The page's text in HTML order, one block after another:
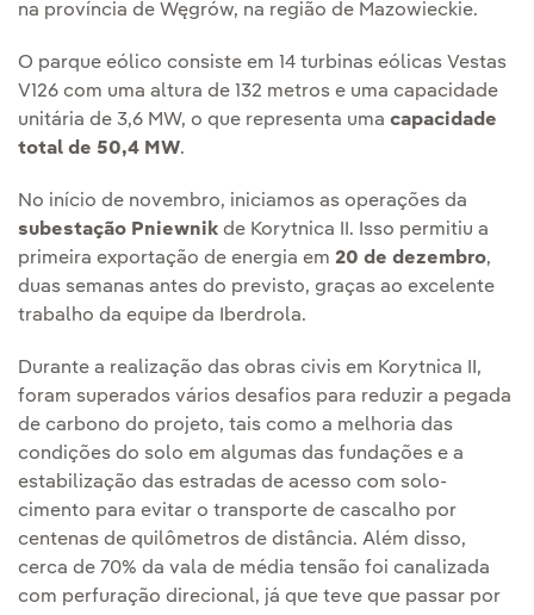
na província de Węgrów, na região de Mazowieckie.
O parque eólico consiste em 14 turbinas eólicas Vestas
V126 com uma altura de 132 metros e uma capacidade
unitária de 3,6 MW, o que representa uma capacidade
total de 50,4 MW.
No início de novembro, iniciamos as operações da
subestação Pniewnik de Korytnica II. Isso permitiu a
primeira exportação de energia em 20 de dezembro,
duas semanas antes do previsto, graças ao excelente
trabalho da equipe da Iberdrola.
Durante a realização das obras civis em Korytnica II,
foram superados vários desafios para reduzir a pegada
de carbono do projeto, tais como a melhoria das
condições do solo em algumas das fundações e a
estabilização das estradas de acesso com solo-
cimento para evitar o transporte de cascalho por
centenas de quilômetros de distância. Além disso,
cerca de 70% da vala de média tensão foi canalizada
com perfuração direcional, já que teve que passar por